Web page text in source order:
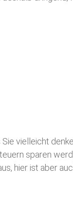
vielleicht
sparen
hier ist aber